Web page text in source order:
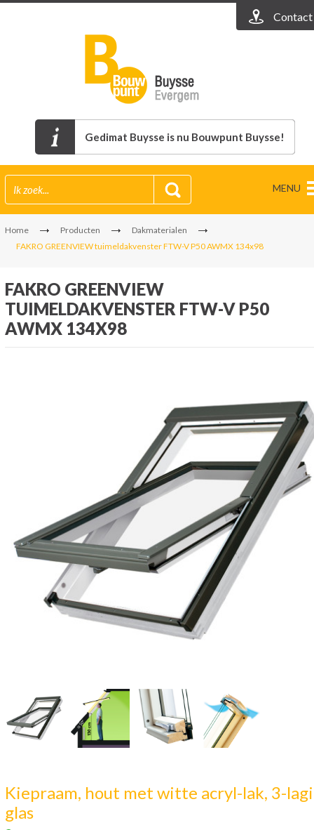
Contact
Gedimat Buysse is nu Bouwpunt Buysse!
MENU
Home Producten
Dakmaterialen
FAKRO GREENVIEW tuimeldakvenster FTW-V P50 AWMX 134x98
FAKRO GREENVIEW
TUIMELDAKVENSTER FTW-V P50
AWMX 134X98
Kiepraam, hout met witte acryl-lak, 3-
glas